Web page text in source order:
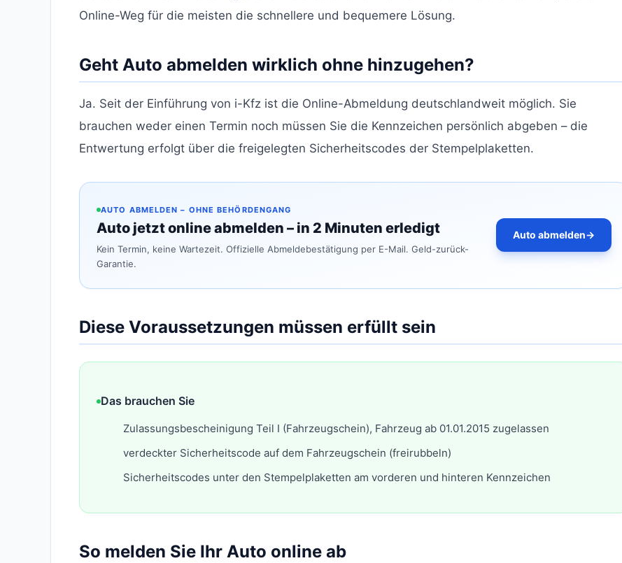
Online-Weg für die meisten die schnellere und bequemere Lösung.
Geht Auto abmelden wirklich ohne hinzugehen?
Ja. Seit der Einführung von i-Kfz ist die Online-Abmeldung deutschlandweit möglich. Sie
brauchen weder einen Termin noch müssen Sie die Kennzeichen persönlich abgeben – die
Entwertung erfolgt über die freigelegten Sicherheitscodes der Stempelplaketten.
AUTO ABMELDEN – OHNE BEHÖRDENGANG
Auto jetzt online abmelden – in 2 Minuten erledigt
Kein Termin, keine Wartezeit. Offizielle Abmeldebestätigung per E-Mail. Geld-zurück-
Garantie.
Auto abmelden→
Diese Voraussetzungen müssen erfüllt sein
Das brauchen Sie
Zulassungsbescheinigung Teil I (Fahrzeugschein), Fahrzeug ab 01.01.2015 zugelassen
verdeckter Sicherheitscode auf dem Fahrzeugschein (freirubbeln)
Sicherheitscodes unter den Stempelplaketten am vorderen und hinteren Kennzeichen
So melden Sie Ihr Auto online ab